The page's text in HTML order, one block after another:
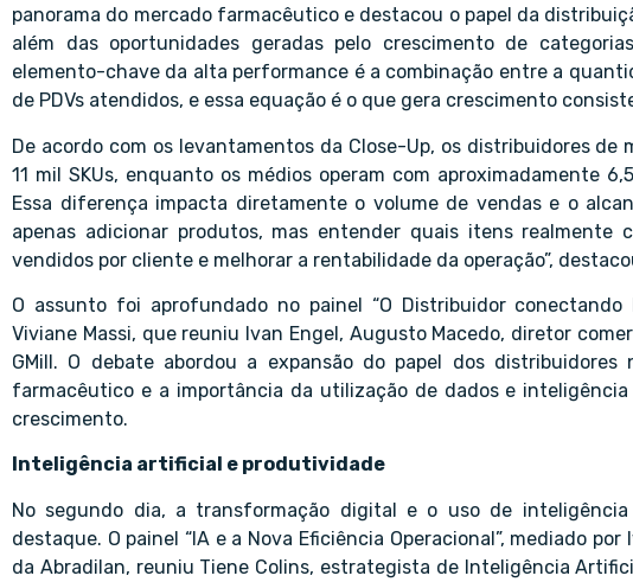
panorama do mercado farmacêutico e destacou o papel da
além das oportunidades geradas pelo crescimento de
elemento-chave da alta performance é a combinação entre a
de PDVs atendidos, e essa equação é o que gera crescimento
De acordo com os levantamentos da Close-Up, os distribuidores
11 mil SKUs, enquanto os médios operam com aproximadamente
Essa diferença impacta diretamente o volume de vendas e o
apenas adicionar produtos, mas entender quais itens realmente
vendidos por cliente e melhorar a rentabilidade da operação”,
O assunto foi aprofundado no painel “O Distribuidor conectando
Viviane Massi, que reuniu Ivan Engel, Augusto Macedo, diretor
GMill. O debate abordou a expansão do papel dos
farmacêutico e a importância da utilização de dados e
crescimento.
Inteligência artificial e produtividade
No segundo dia, a transformação digital e o uso de
destaque. O painel “IA e a Nova Eficiência Operacional”, mediado
da Abradilan, reuniu Tiene Colins, estrategista de Inteligência